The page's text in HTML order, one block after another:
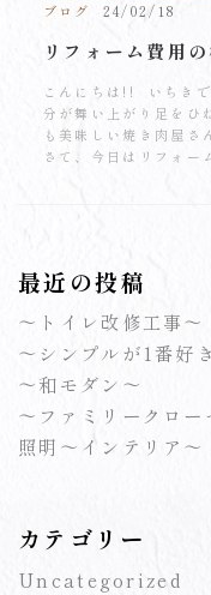
ブログ 24/02/18
リフォーム費用
こんにちは!! いちき
分が舞い上がり足をひ
も美味しい焼き肉屋
さて、今日はリフォ
最近の投稿
～トイレ改修工事～
～シンプルが1番好
～和モダン～
～ファミリークロー
照明～インテリア～
カテゴリー
Uncategorized